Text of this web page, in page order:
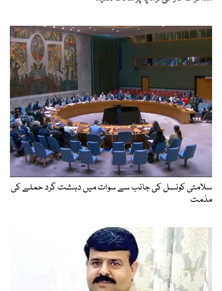
سلامتی کونسل کی جانب سے سوات میں دہشت گرد حملے کی
مذمت